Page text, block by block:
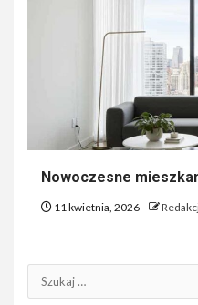
Nowoczesne
11 kwietnia, 2026
Szukaj: